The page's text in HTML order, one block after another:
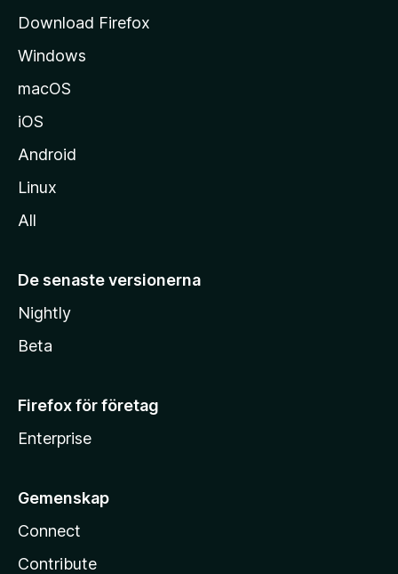
a
Download Firefox
Windows
macOS
iOS
Android
Linux
All
De senaste versionerna
Nightly
Beta
Firefox för företag
Enterprise
Gemenskap
Connect
Contribute